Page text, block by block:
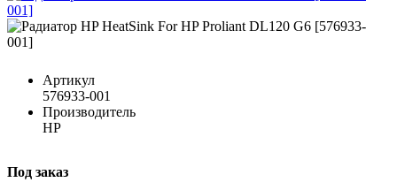
Артикул
576933-001
Производитель
HP
Под заказ